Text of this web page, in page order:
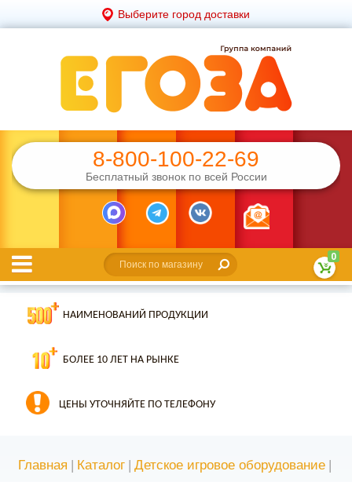
Выберите город доставки
8-800-100-22-69
Бесплатный звонок по всей России
0
НАИМЕНОВАНИЙ ПРОДУКЦИИ
БОЛЕЕ 10 ЛЕТ НА РЫНКЕ
ЦЕНЫ УТОЧНЯЙТЕ ПО ТЕЛЕФОНУ
Главная | Каталог | Детское игровое оборудование |